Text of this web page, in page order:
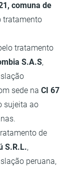
comuna de
tratamento
tratamento
S.A.S,
sede naCI 67
sujeita ao
de
S.R.L.,
peruana,